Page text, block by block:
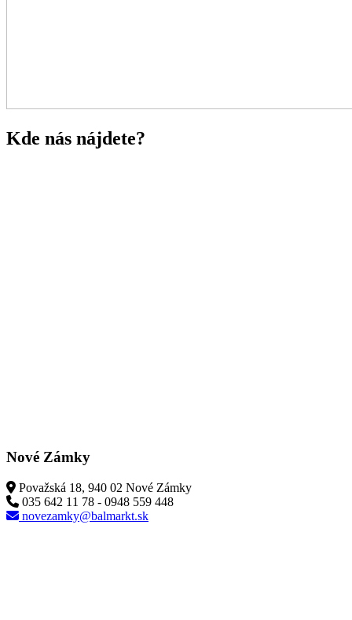
Kde nás nájdete?
Nové Zámky
Považská 18, 940 02 Nové Zámky
035 642 11 78 - 0948 559 448
novezamky@balmarkt.sk